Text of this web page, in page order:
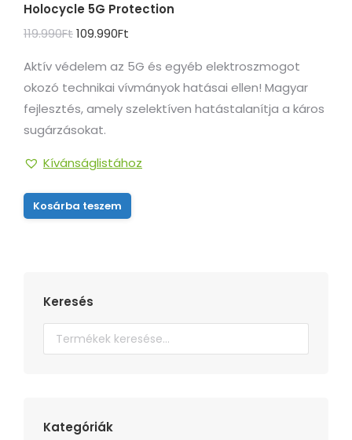
Holocycle 5G Protection
119.990FtOriginal
was:
119.990Ft.
109.990Ft
is:
109.990Ft.
Aktív védelem az 5G és egyéb elektroszmogot
okozó technikai vívmányok hatásai ellen! Magyar
fejlesztés, amely szelektíven hatástalanítja a káros
sugárzásokat.
Kívánságlistához
Kosárba teszem
Keresés
Kategóriák